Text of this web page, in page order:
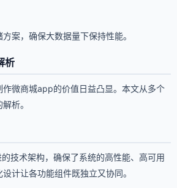
案，确保大数据量下保持性能。
析
微商城app的价值日益凸显。本文从多个
析。
技术架构，确保了系统的高性能、高可用
计让各功能组件既独立又协同。